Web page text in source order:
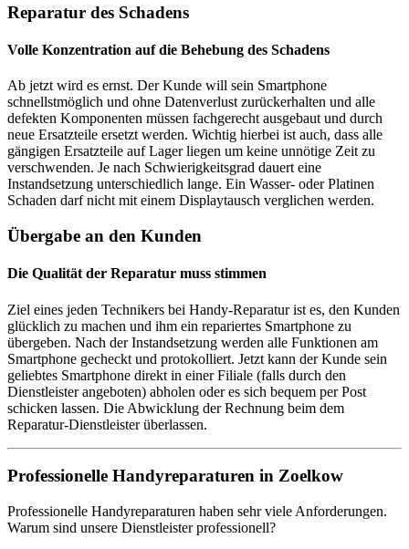
Reparatur des Schadens
Volle Konzentration auf die Behebung des Schadens
Ab jetzt wird es ernst. Der Kunde will sein Smartphone
schnellstmöglich und ohne Datenverlust zurückerhalten und alle
defekten Komponenten müssen fachgerecht ausgebaut und durch
neue Ersatzteile ersetzt werden. Wichtig hierbei ist auch, dass alle
gängigen Ersatzteile auf Lager liegen um keine unnötige Zeit zu
verschwenden. Je nach Schwierigkeitsgrad dauert eine
Instandsetzung unterschiedlich lange. Ein Wasser- oder Platinen
Schaden darf nicht mit einem Displaytausch verglichen werden.
Übergabe an den Kunden
Die Qualität der Reparatur muss stimmen
Ziel eines jeden Technikers bei Handy-Reparatur ist es, den Kunden
glücklich zu machen und ihm ein repariertes Smartphone zu
übergeben. Nach der Instandsetzung werden alle Funktionen am
Smartphone gecheckt und protokolliert. Jetzt kann der Kunde sein
geliebtes Smartphone direkt in einer Filiale (falls durch den
Dienstleister angeboten) abholen oder es sich bequem per Post
schicken lassen. Die Abwicklung der Rechnung beim dem
Reparatur-Dienstleister überlassen.
Professionelle Handyreparaturen in Zoelkow
Professionelle Handyreparaturen haben sehr viele Anforderungen.
Warum sind unsere Dienstleister professionell?